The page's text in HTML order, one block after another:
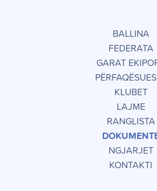
BALLINA
FEDERATA
GARAT
KLUBET
LAJME
RANGLISTA
NGJARJET
KONTAKTI